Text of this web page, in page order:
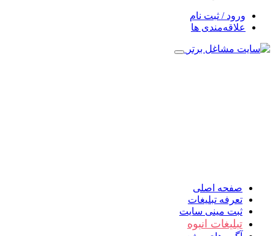
ورود / ثبت نام
علاقه‌مندی ها
صفحه اصلی
تعرفه تبلیغات
ثبت مینی سایت
تبلیغات انبوه